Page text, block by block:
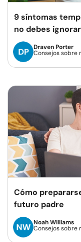
9 síntomas
no debes ignorar
Draven Porter
Consejos sobre
Cómo
futuro padre
Noah Williams
Consejos sobre